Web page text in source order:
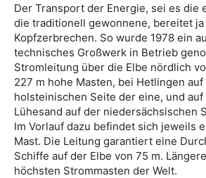
Der Transport der Energie, sei es die
die traditionell gewonnene, bereitet
Kopfzerbrechen. So wurde 1978 ein
technisches Großwerk in Betrieb
Stromleitung über die Elbe nördlich
227 m hohe Masten, bei Hetlingen
holsteinischen Seite der eine, und auf
Lühesand auf der niedersächsischen
Im Vorlauf dazu befindet sich jeweils
Mast. Die Leitung garantiert eine
Schiffe auf der Elbe von 75 m.
höchsten Strommasten der Welt.